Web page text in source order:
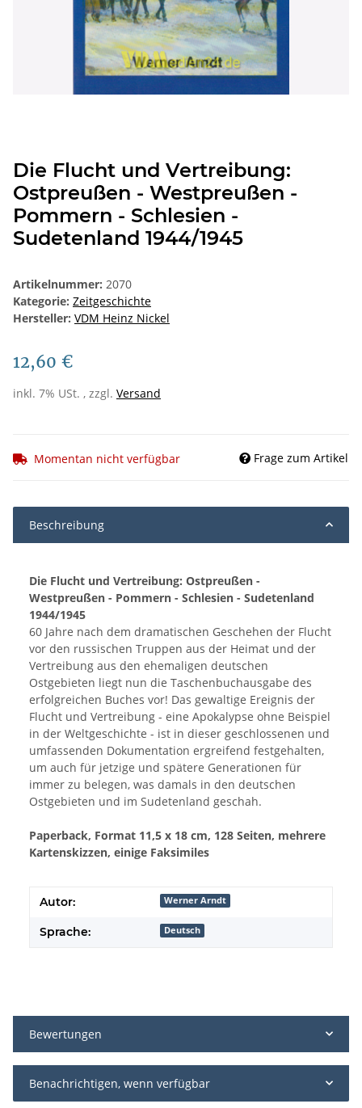
Die Flucht und Vertreibung:
Ostpreußen - Westpreußen -
Pommern - Schlesien -
Sudetenland 1944/1945
Artikelnummer: 2070
Kategorie: Zeitgeschichte
Hersteller: VDM Heinz Nickel
12,60 €
inkl. 7% USt. , zzgl. Versand
Momentan nicht verfügbar Frage zum Artikel
Beschreibung
Die Flucht und Vertreibung: Ostpreußen -
Westpreußen - Pommern - Schlesien - Sudetenland
1944/1945
60 Jahre nach dem dramatischen Geschehen der Flucht
vor den russischen Truppen aus der Heimat und der
Vertreibung aus den ehemaligen deutschen
Ostgebieten liegt nun die Taschenbuchausgabe des
erfolgreichen Buches vor! Das gewaltige Ereignis der
Flucht und Vertreibung - eine Apokalypse ohne Beispiel
in der Weltgeschichte - ist in dieser geschlossenen und
umfassenden Dokumentation ergreifend festgehalten,
um auch für jetzige und spätere Generationen für
immer zu belegen, was damals in den deutschen
Ostgebieten und im Sudetenland geschah.
Paperback, Format 11,5 x 18 cm, 128 Seiten, mehrere
Kartenskizzen, einige Faksimiles
Autor: Werner Arndt
Sprache: Deutsch
Bewertungen
Benachrichtigen, wenn verfügbar